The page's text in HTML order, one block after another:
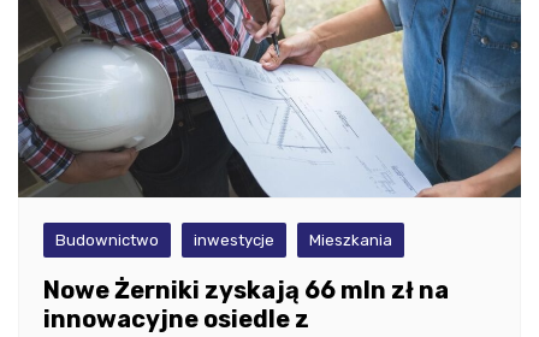
Budownictwo inwestycje Mieszkania
Nowe Żerniki zyskają 66 mln zł na
innowacyjne osiedle z